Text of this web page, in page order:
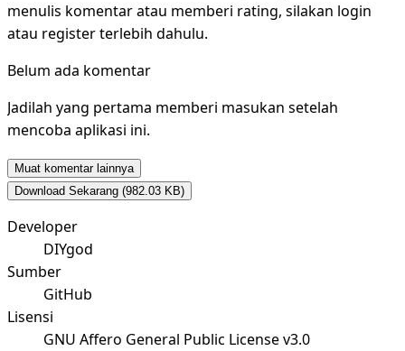
menulis komentar atau memberi rating, silakan login
atau register terlebih dahulu.
Belum ada komentar
Jadilah yang pertama memberi masukan setelah
mencoba aplikasi ini.
Muat komentar lainnya
Download Sekarang (982.03 KB)
Developer
DIYgod
Sumber
GitHub
Lisensi
GNU Affero General Public License v3.0